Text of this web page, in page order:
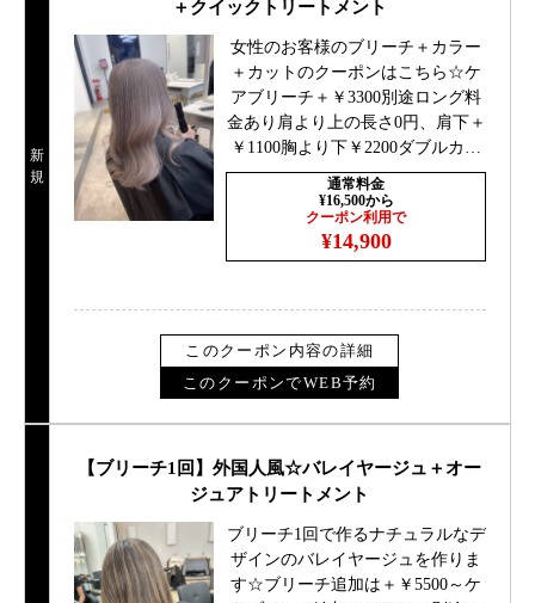
新
規
＋クイックトリートメント
女性のお客様のブリーチ＋カラー
＋カットのクーポンはこちら☆ケ
アブリーチ＋￥3300別途ロング料
金あり肩より上の長さ0円、肩下＋
￥1100胸より下￥2200ダブルカラ
ー/ハイトーン/シールエクステ
通常料金
¥16,500から
クーポン利用で
¥14,900
このクーポン内容の詳細
このクーポンでWEB予約
【ブリーチ1回】外国人風☆バレイヤージュ＋オー
ジュアトリートメント
ブリーチ1回で作るナチュラルなデ
ザインのバレイヤージュを作りま
す☆ブリーチ追加は＋￥5500～ケ